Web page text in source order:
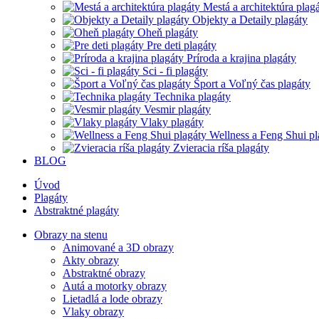
Mestá a architektúra
Objekty a Detaily plagáty
Oheň plagáty
Pre deti plagáty
Príroda a krajina plagáty
Sci - fi plagáty
Šport a Voľný čas plagáty
Technika plagáty
Vesmir plagáty
Vlaky plagáty
Wellness a Feng Shui
Zvieracia ríša plagáty
BLOG
Úvod
Plagáty
Abstraktné plagáty
Obrazy na stenu
Animované a 3D obrazy
Akty obrazy
Abstraktné obrazy
Autá a motorky obrazy
Lietadlá a lode obrazy
Vlaky obrazy